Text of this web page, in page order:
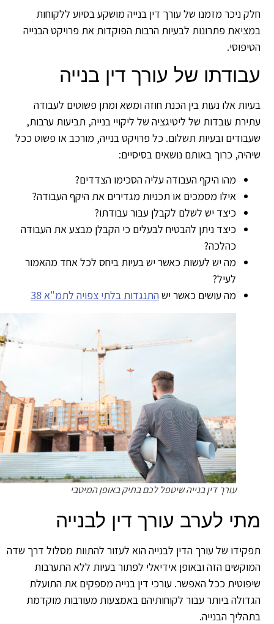
ניכר מזמנו של עורך דין בנייה מושקע בסיוע ללקוחות
פתרונות לבעיות הרבות הפוקדות את פרויקט הבנייה
של עורך דין בנייה
אלו נעות בין הכנת חוזה ומשא ומתן פשוטים לעבודה
עובדות של ליטיגציה של ליקויי בנייה, תביעות ערבות,
ובעיות תשלום. כל פרויקט בנייה, מורכב או פשוט ככל
כרוך באותם נושאים בסיסיים:
מהו היקף העבודה עליה הסכימו הצדדים?
אילו מסמכים או תכניות מגדירים את היקף העבודה?
כיצד יש לשלם לקבלן עבור עבודתו?
כיצד ניתן להבטיח לבעלים כי הקבלן מבצע את העבודה
כהלכה?
מה יש לעשות כאשר יש בעיות ביחס לכל אחד מהאמור
לעיל?
מה עושים כאשר ישהתנגדות בלתי צפויה לתמ"א 38
עורך דין בנייה שיטפל לכם בתיק באופן המיטבי
לערב עורך דין לבנייה
של עורך הדין לבנייה הוא לעזור להתוות מסלול דרך שדה
הזה ובאופן אידיאלי לפתור בעיות ללא התערבות
ככל האפשר. עורכי דין בנייה מספקים את התועלת
ביותר עבור לקוחותיהם באמצעות מעורבות מוקדמת
הבנייה.